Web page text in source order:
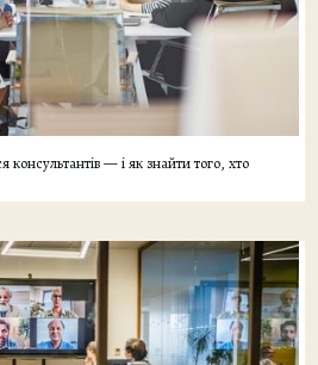
консультантів — і як знайти того, хто